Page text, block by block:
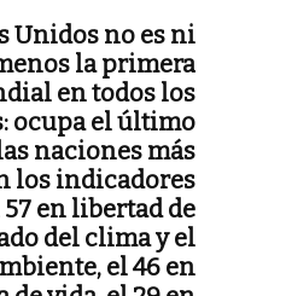
Unidos no es ni
la primera
en todos los
ocupa el último
naciones más
los indicadores
57 en libertad de
del clima y el
el 46 en